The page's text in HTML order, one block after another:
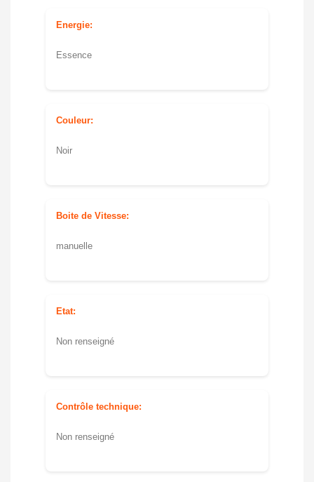
Energie:
Essence
Couleur:
Noir
Boite de Vitesse:
manuelle
Etat:
Non renseigné
Contrôle technique:
Non renseigné